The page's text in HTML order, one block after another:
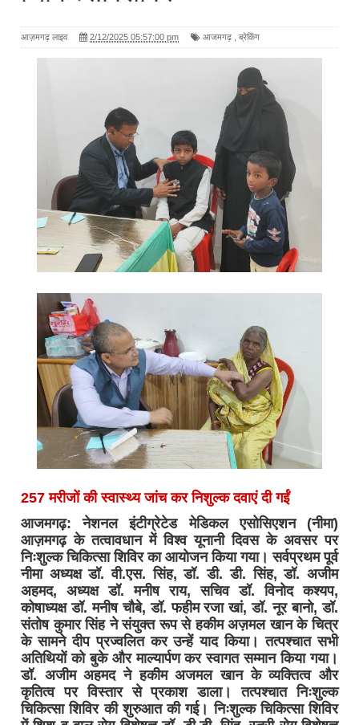
आज़मगढ़ लाइव 2/12/2025 05:57:00 pm आजमगढ़ ब्रेकिंग
257 मरीजों की स्वास्थ्य जांच कर निशुल्क दवाएं दी गईं
आजमगढ़: नेशनल इंटीग्रेटेड मेडिकल एसोसिएशन (नीमा)
आज़मगढ़ के तत्वावधान में विश्व यूनानी दिवस के अवसर पर
निःशुल्क चिकित्सा शिविर का आयोजन किया गया। सर्वप्रथम पूर्व
नीमा अध्यक्ष डॉ. वी.एस. सिंह, डॉ. डी. डी. सिंह, डॉ. अजीम
अहमद, अध्यक्ष डॉ. मनीष राय, सचिव डॉ. विनोद कश्यप,
कोषाध्यक्ष डॉ. मनीष चौबे, डॉ. फहीम रजा खां, डॉ. नूर बानो, डॉ.
संतोष कुमार सिंह ने संयुक्त रूप से हकीम अज़मल खान के चित्र
के सामने दीप प्रज्वलित कर उन्हें याद किया। तत्पश्चात सभी
अतिथियों को बुके और माल्यार्पण कर स्वागत सम्मान किया गया।
डॉ. अजीम अहमद ने हकीम अजमल खान के व्यक्तित्व और
कृतित्व पर विस्तार से प्रकाश डाला। तत्पश्चात निःशुल्क
चिकित्सा शिविर की शुरुआत की गई। निःशुल्क चिकित्सा शिविर